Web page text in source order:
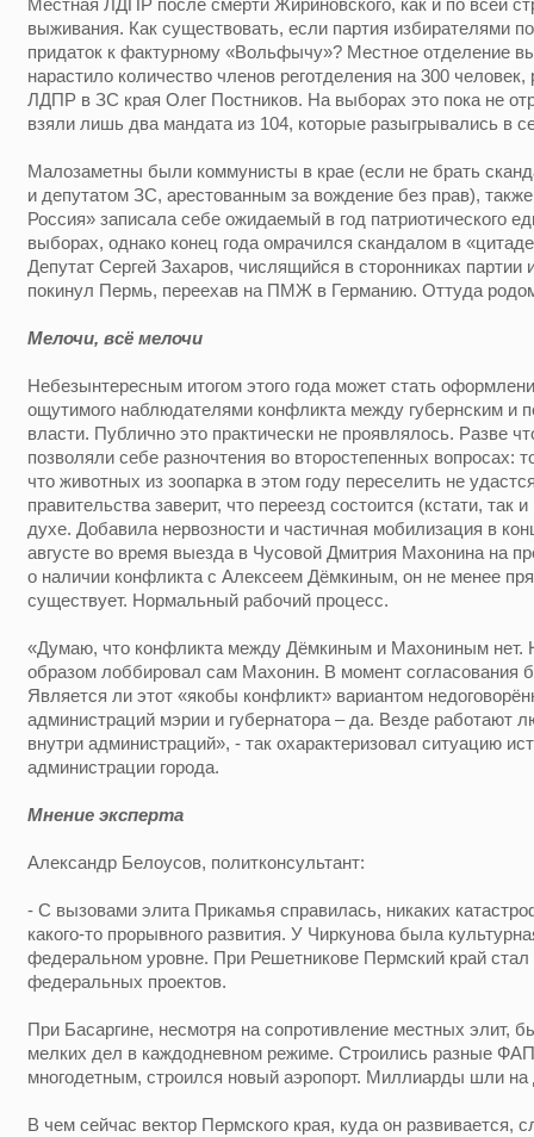
Местная ЛДПР после смерти Жириновского, как и по всей
выживания. Как существовать, если партия избирателями
придаток к фактурному «Вольфычу»? Местное отделение
нарастило количество членов реготделения на 300
ЛДПР в ЗС края Олег Постников. На выборах это пока не
взяли лишь два мандата из 104, которые разыгрывались в
Малозаметны были коммунисты в крае (если не брать
и депутатом ЗС, арестованным за вождение без прав),
Россия» записала себе ожидаемый в год патриотического
выборах, однако конец года омрачился скандалом в
Депутат Сергей Захаров, числящийся в сторонниках партии
покинул Пермь, переехав на ПМЖ в Германию. Оттуда
Мелочи, всё мелочи
Небезынтересным итогом этого года может стать
ощутимого наблюдателями конфликта между губернским и
власти. Публично это практически не проявлялось. Разве
позволяли себе разночтения во второстепенных вопросах:
что животных из зоопарка в этом году переселить не
правительства заверит, что переезд состоится (кстати, так
духе. Добавила нервозности и частичная мобилизация в
августе во время выезда в Чусовой Дмитрия Махонина на
о наличии конфликта с Алексеем Дёмкиным, он не менее
существует. Нормальный рабочий процесс.
«Думаю, что конфликта между Дёмкиным и Махониным нет.
образом лоббировал сам Махонин. В момент согласования
Является ли этот «якобы конфликт» вариантом
администраций мэрии и губернатора – да. Везде работают
внутри администраций», - так охарактеризовал ситуацию
администрации города.
Мнение эксперта
Александр Белоусов, политконсультант:
- С вызовами элита Прикамья справилась, никаких
какого-то прорывного развития. У Чиркунова была
федеральном уровне. При Решетникове Пермский край
федеральных проектов.
При Басаргине, несмотря на сопротивление местных элит,
мелких дел в каждодневном режиме. Строились разные
многодетным, строился новый аэропорт. Миллиарды шли на
В чем сейчас вектор Пермского края, куда он развивается,